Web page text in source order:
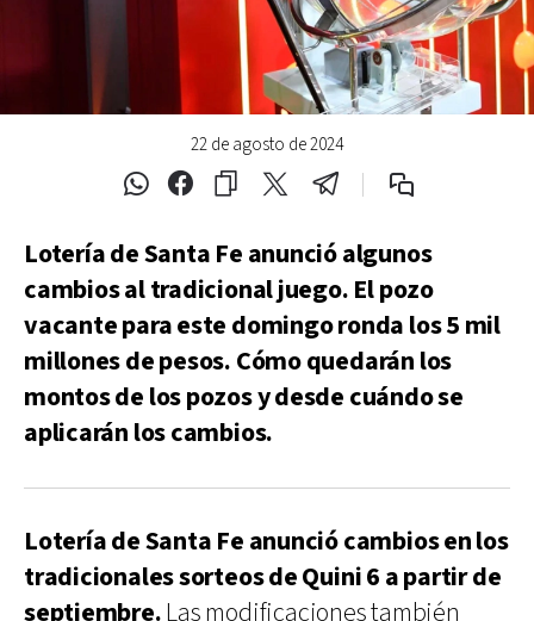
22 de agosto de 2024
Lotería de Santa Fe anunció algunos
cambios al tradicional juego. El pozo
vacante para este domingo ronda los 5 mil
millones de pesos. Cómo quedarán los
montos de los pozos y desde cuándo se
aplicarán los cambios.
Lotería de Santa Fe anunció cambios en los
tradicionales sorteos de Quini 6 a partir de
septiembre.Las modificaciones también